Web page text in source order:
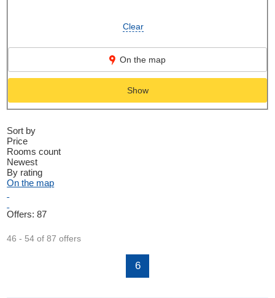
Clear
On the map
Show
Sort by
Price
Rooms count
Newest
By rating
On the map
Offers: 87
46 - 54 of 87 offers
6